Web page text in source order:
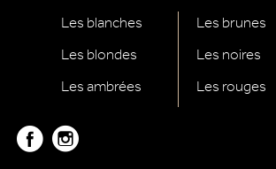
Les blanches
Les blondes
Les ambrées
Les brunes
Les noires
Les rouges